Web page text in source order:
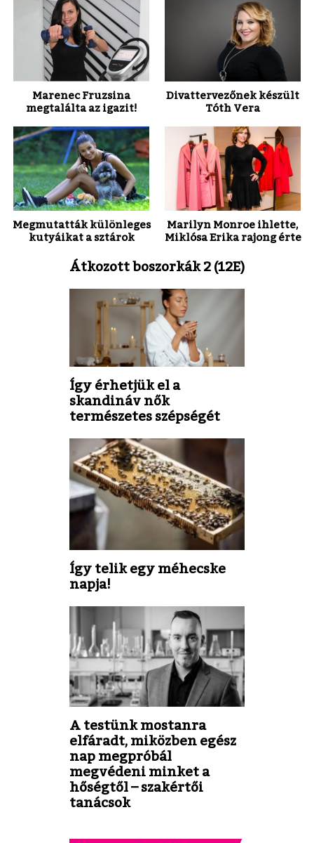
Marenec Fruzsina
megtalálta az igazit!
Divattervezőnek készült
Tóth Vera
Megmutatták különleges
kutyáikat a sztárok
Marilyn Monroe ihlette,
Miklósa Erika rajong érte
Átkozott boszorkák 2 (12E)
Így érhetjük el a
skandináv nők
természetes szépségét
Így telik egy méhecske
napja!
A testünk mostanra
elfáradt, miközben egész
nap megpróbál
megvédeni minket a
hőségtől – szakértői
tanácsok